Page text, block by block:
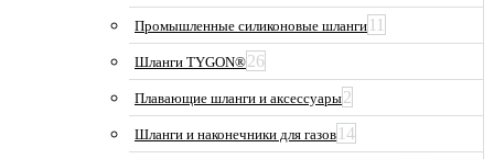
Промышленные силиконовые шланги 11
Шланги TYGON®26
Плавающие шланги и аксессуары2
Шланги и наконечники для газов 14